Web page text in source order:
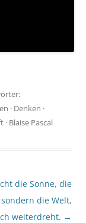
· Denken ·
· Blaise Pascal
die Sonne, die
die Welt,
weiterdreht. →